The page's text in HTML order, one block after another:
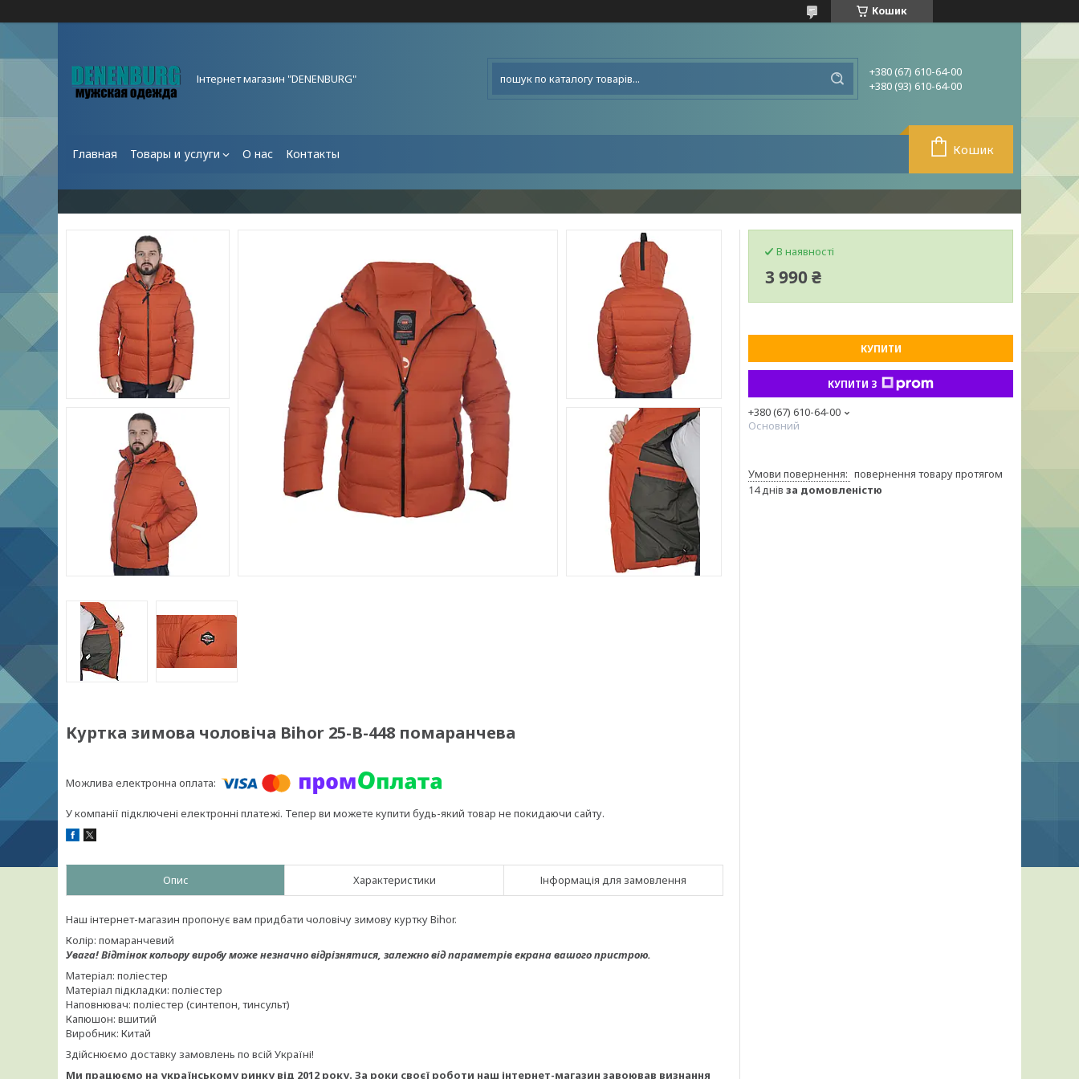
Кошик
Інтернет магазин "DENENBURG"
+380 (67) 610-64-00
+380 (93) 610-64-00
Главная Товары и услуги О нас Контакты Кошик
Куртка зимова чоловіча Bihor 25-B-448 помаранчева
У компанії підключені електронні платежі. Тепер ви можете купити будь-який товар не покидаючи сайту.
Опис Характеристики Інформація для замовлення
Наш інтернет-магазин пропонує вам придбати чоловічу зимову куртку Bihor.
Колір: помаранчевий
Увага!Відтінок кольору виробу може незначно відрізнятися, залежно від параметрів екрана вашого пристрою.
Матеріал: поліестер
Матеріал підкладки: поліестер
Наповнювач: поліестер (синтепон, тинсульт)
Капюшон: вшитий
Виробник: Китай
Здійснюємо доставку замовлень по всій Україні!
Ми працюємо на українському ринку від 2012 року. За роки своєї роботи наш інтернет-магазин завоював визнання
В наявності
3 990 ₴
КУПИТИ
КУПИТИ З
+380 (67) 610-64-00
Основний
повернення товару протягом
14 днів за домовленістю